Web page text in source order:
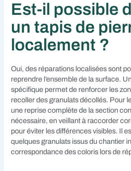
Est-il possible
un tapis de
localement ?
Oui, des réparations localisées sont
reprendre l’ensemble de la surface.
spécifique permet de renforcer les
recoller des granulats décollés. Pour
une reprise complète de la section
nécessaire, en veillant à raccorder
pour éviter les différences visibles. Il
quelques granulats issus du chantier
correspondance des coloris lors de